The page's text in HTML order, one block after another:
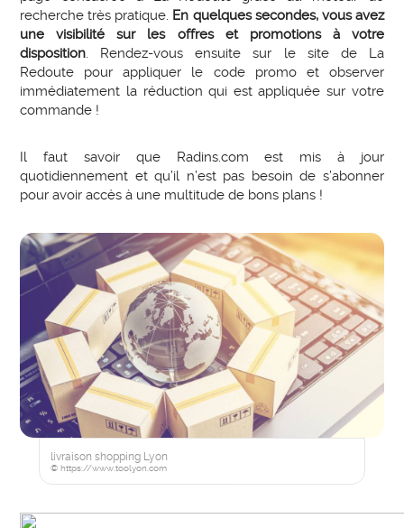
recherche très pratique. En quelques secondes, vous avez
une visibilité sur les offres et promotions à votre
disposition. Rendez-vous ensuite sur le site de La
Redoute pour appliquer le code promo et observer
immédiatement la réduction qui est appliquée sur votre
commande !
Il faut savoir que Radins.com est mis à jour
quotidiennement et qu’il n’est pas besoin de s’abonner
pour avoir accès à une multitude de bons plans !
livraison shopping Lyon
© https://www.toolyon.com